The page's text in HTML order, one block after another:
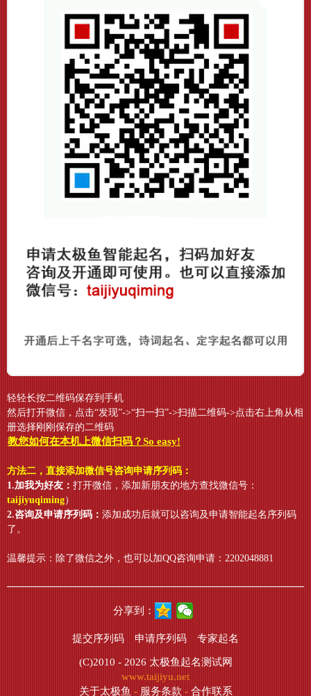
轻轻长按二维码保存到手机
然后打开微信，点击“发现”->“扫一扫”->扫描二维码->点击右上角从相
册选择刚刚保存的二维码
教您如何在本机上微信扫码？So easy!
方法二，直接添加微信号咨询申请序列码：
1.加我为好友： 打开微信，添加新朋友的地方查找微信号：
taijiyuqiming）
2.咨询及申请序列码： 添加成功后就可以咨询及申请智能起名序列码
了。
温馨提示：除了微信之外，也可以加QQ咨询申请：2202048881
分享到：
提交序列码 申请序列码 专家起名
(C)2010 - 2026 太极鱼起名测试网
www.taijiyu.net
关于太极鱼 - 服务条款 - 合作联系